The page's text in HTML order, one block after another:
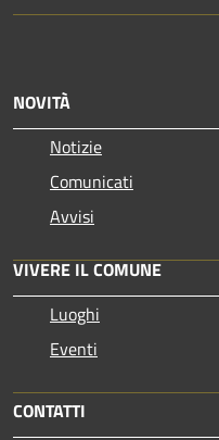
NOVITÀ
Notizie
Comunicati
Avvisi
VIVERE IL COMUNE
Luoghi
Eventi
CONTATTI